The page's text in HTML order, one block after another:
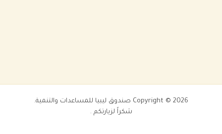
Copyright © 2026 صندوق ليبيا للمساعدات والتنمية.
شكراً لزيارتكم .